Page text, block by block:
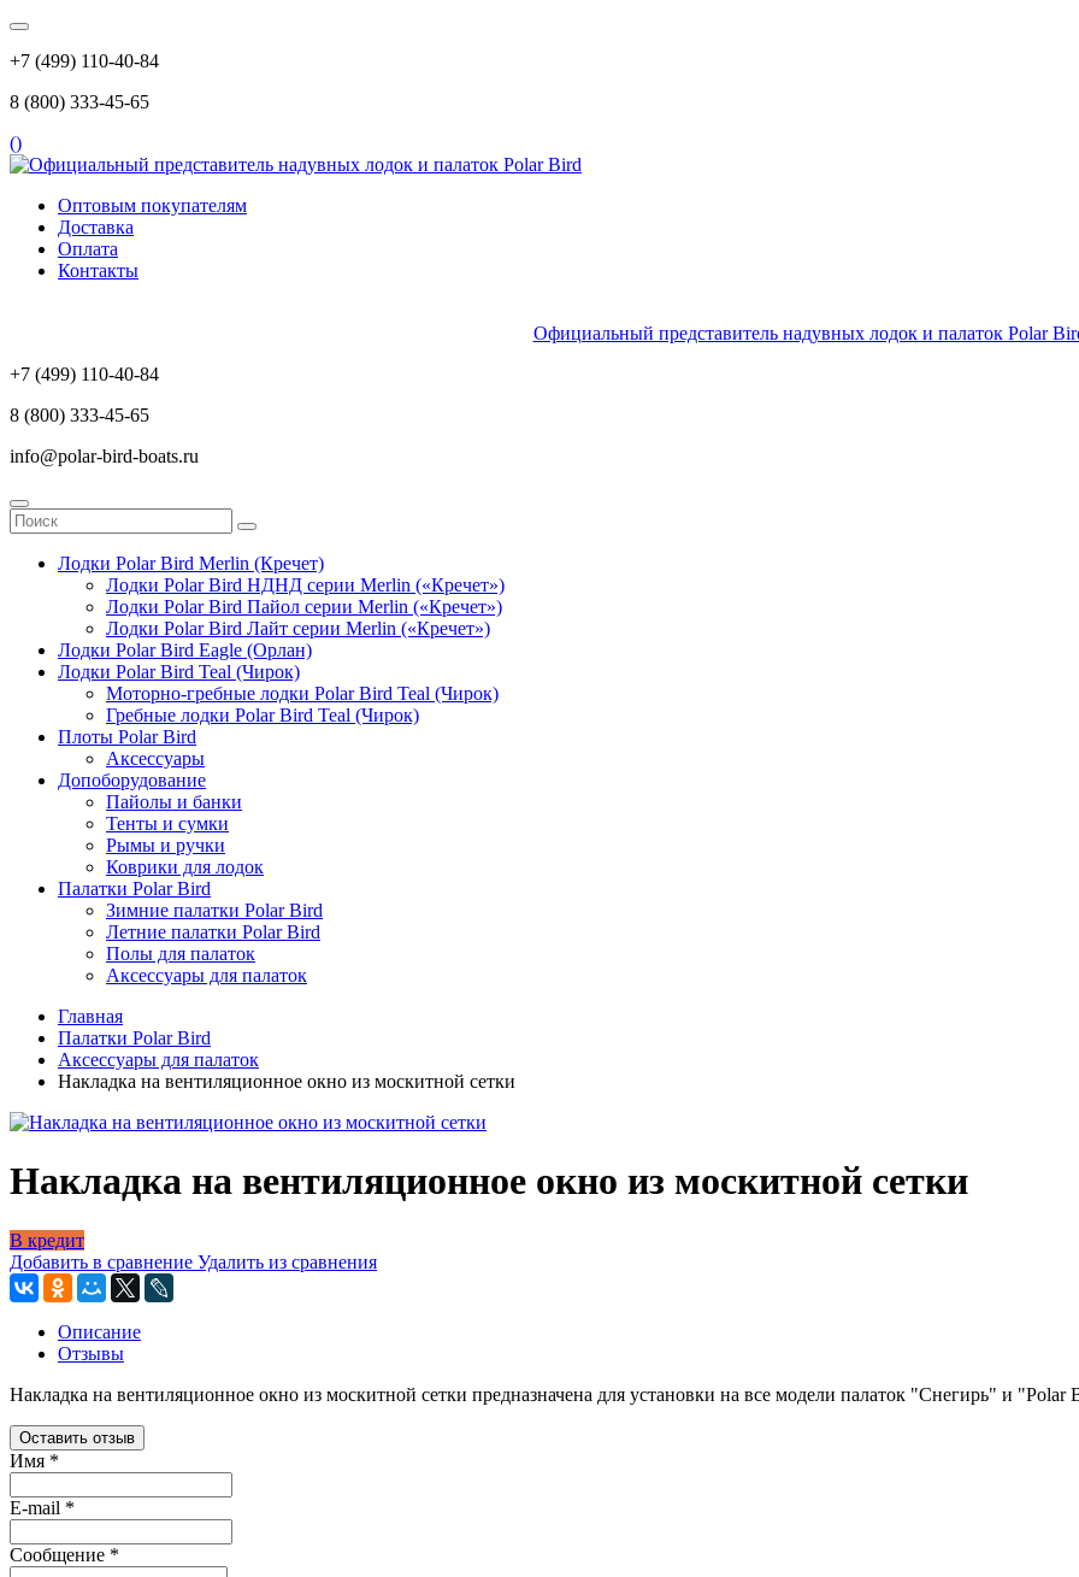
+7 (499) 110-40-84
8 (800) 333-45-65
()
Оптовым покупателям
Доставка
Оплата
Контакты
Официальный представитель надувных лодок и палаток Polar
+7 (499) 110-40-84
8 (800) 333-45-65
info@polar-bird-boats.ru
Лодки Polar Bird Merlin (Кречет)
Лодки Polar Bird НДНД серии Merlin («Кречет»)
Лодки Polar Bird Пайол серии Merlin («Кречет»)
Лодки Polar Bird Лайт серии Merlin («Кречет»)
Лодки Polar Bird Eagle (Орлан)
Лодки Polar Bird Teal (Чирок)
Моторно-гребные лодки Polar Bird Teal (Чирок)
Гребные лодки Polar Bird Teal (Чирок)
Плоты Polar Bird
Аксессуары
Допоборудование
Пайолы и банки
Тенты и сумки
Рымы и ручки
Коврики для лодок
Палатки Polar Bird
Зимние палатки Polar Bird
Летние палатки Polar Bird
Полы для палаток
Аксессуары для палаток
Главная
Палатки Polar Bird
Аксессуары для палаток
Накладка на вентиляционное окно из москитной сетки
Накладка на вентиляционное окно из москитной сетки
В кредит
Добавить в сравнение Удалить из сравнения
Описание
Отзывы
Накладка на вентиляционное окно из москитной сетки предназначена для установки на все модели палаток "Снегирь" и "Polar
Оставить отзыв
Имя *
E-mail *
Сообщение *